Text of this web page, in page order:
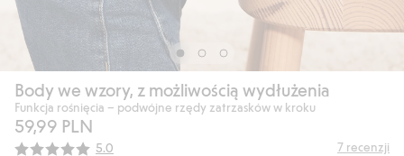
Body we wzory, z możliwością wydłużenia
Funkcja rośnięcia – podwójne rzędy zatrzasków w kroku
59,99 PLN
Średnia ocena:
5.0 7 recenzji